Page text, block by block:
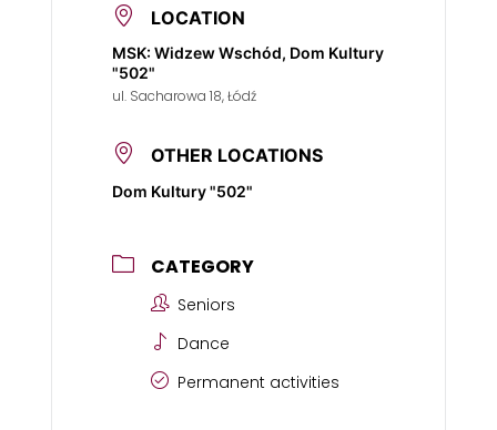
LOCATION
MSK: Widzew Wschód, Dom Kultury
"502"
ul. Sacharowa 18, Łódź
OTHER LOCATIONS
Dom Kultury "502"
CATEGORY
Seniors
Dance
Permanent activities